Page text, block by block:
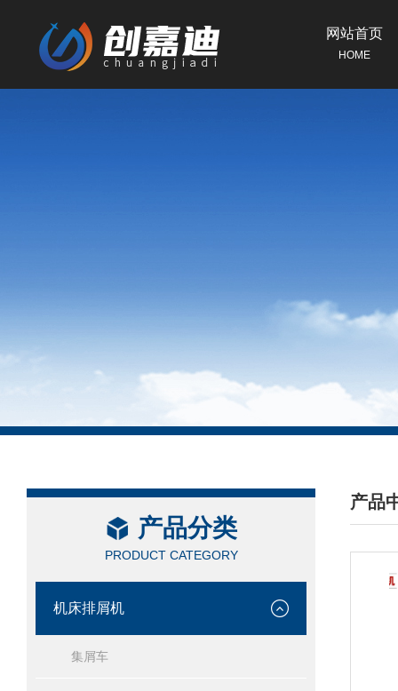
网站首页
HOME
产品分类
PRODUCT CATEGORY
机床排屑机
集屑车
产品
/